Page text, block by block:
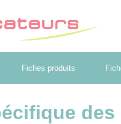
Fiches produits